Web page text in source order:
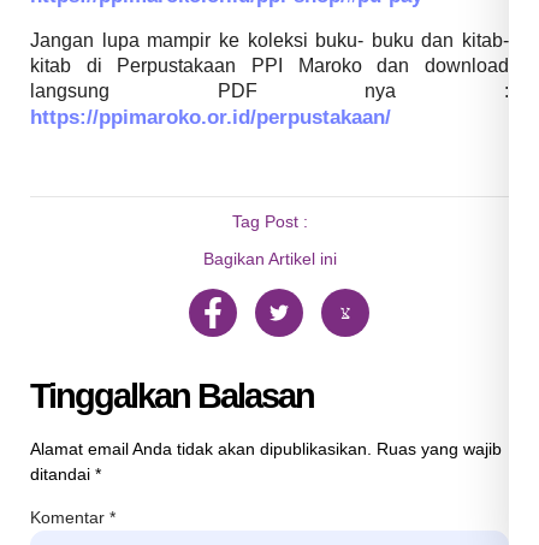
Jangan lupa mampir ke koleksi buku- buku dan kitab-
kitab di Perpustakaan PPI Maroko dan download
langsung PDF nya :
https://ppimaroko.or.id/perpustakaan/
Tag Post :
Bagikan Artikel ini
Tinggalkan Balasan
Alamat email Anda tidak akan dipublikasikan. Ruas yang wajib
ditandai *
Komentar *